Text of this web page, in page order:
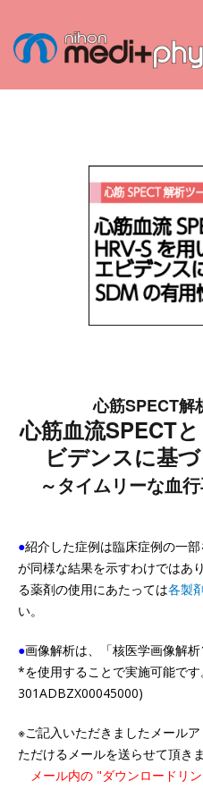
心筋SPECT解
心筋血流SPECT
ビデンスに基
～タイムリーな血
●紹介した症例は臨床症例の一
が同様な結果を示すわけではあ
る薬剤の使用にあたっては各製
い。
●画像解析は、「核医学画像解
*を使用することで実施可能です
301ADBZX00045000)
※ご記入いただきましたメール
ただけるメールを送らせて頂きま
メール内の "ダウンロードリ